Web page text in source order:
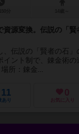
資源変換。伝説の「賢
伝説の「賢者の石」
イント制で、錬金術の
所：錬金...
11
あり
0
お気に入り